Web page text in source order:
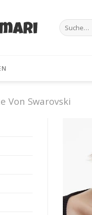
Suche
nach:
Von Swarovski